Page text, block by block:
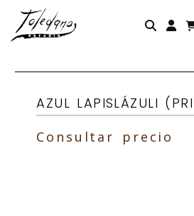
AZUL LAPISLÁZULI
Consultar precio